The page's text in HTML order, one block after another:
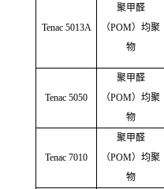
Tenac 5013A
聚甲醛
（POM）均聚
物
Tenac 5050
聚甲醛
（POM）均聚
物
Tenac 7010
聚甲醛
（POM）均聚
物